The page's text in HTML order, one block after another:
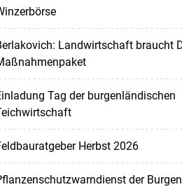
Landwirtschaft braucht
Tag der burgenländischen
Herbst 2026
der